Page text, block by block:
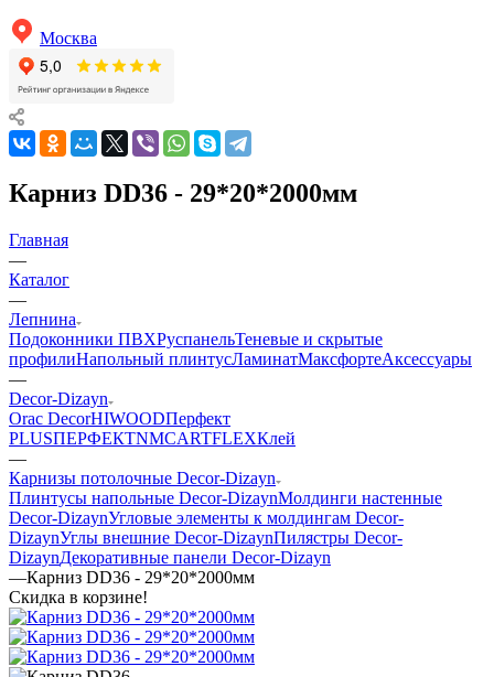
Москва
Карниз DD36 - 29*20*2000мм
Главная
—
Каталог
—
Лепнина
Подоконники ПВХРуспанельТеневые и скрытые
профилиНапольный плинтусЛаминатМаксфортеАксессуары
—
Decor-Dizayn
Orac DecorHIWOODПерфект
PLUSПЕРФЕКТNMCARTFLEXКлей
—
Карнизы потолочные Decor-Dizayn
Плинтусы напольные Decor-DizaynМолдинги настенные
Decor-DizaynУгловые элементы к молдингам Decor-
DizaynУглы внешние Decor-DizaynПилястры Decor-
DizaynДекоративные панели Decor-Dizayn
—Карниз DD36 - 29*20*2000мм
Скидка в корзине!